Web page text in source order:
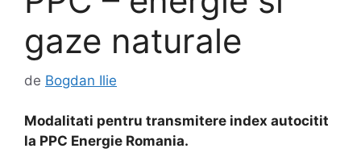
gaze naturale
de Bogdan Ilie
Modalitati pentru transmitere index autocitit
la PPC Energie Romania.